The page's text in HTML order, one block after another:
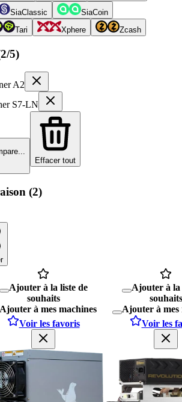
SiaClassic
SiaCoin
Tari Xphere Zcash
2/5)
A2
S7-LN
Effacer tout
(2)
Ajouter à la liste de
souhaits
Ajouter à mes machines
Voir les favoris
Ajouter à la
souhaits
Ajouter à mes
Voir les